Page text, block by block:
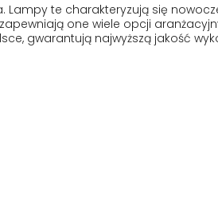
te charakteryzują się
one wiele opcji
gwarantują najwyższą jakość